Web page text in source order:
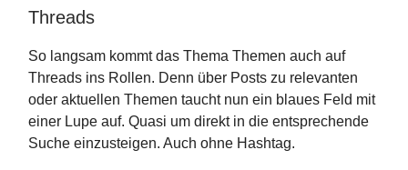
Threads
So langsam kommt das Thema Themen auch auf
Threads ins Rollen. Denn über Posts zu relevanten
oder aktuellen Themen taucht nun ein blaues Feld mit
einer Lupe auf. Quasi um direkt in die entsprechende
Suche einzusteigen. Auch ohne Hashtag.